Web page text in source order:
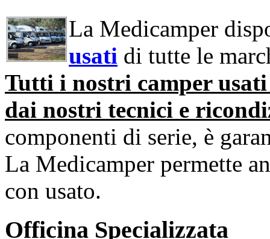
La Medicamper
usati di tutte le
Tutti i nostri camper
dai nostri tecnici e
componenti di serie, è
La Medicamper permette
con usato.
Officina Specializzata